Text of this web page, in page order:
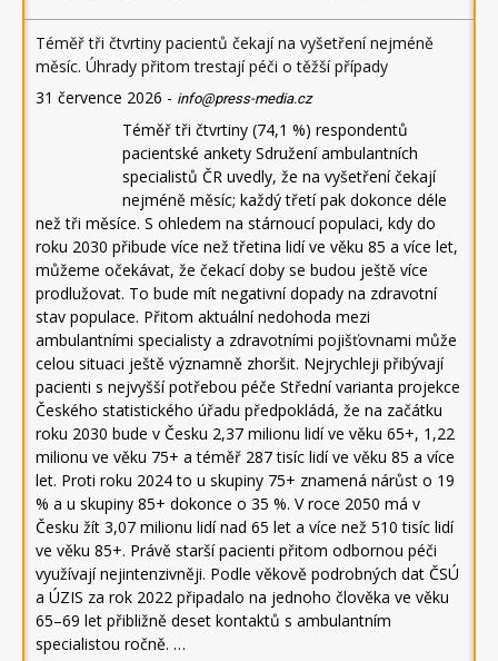
Téměř tři čtvrtiny pacientů čekají na vyšetření nejméně
měsíc. Úhrady přitom trestají péči o těžší případy
31 července 2026 - info@press-media.cz
Téměř tři čtvrtiny (74,1 %) respondentů
pacientské ankety Sdružení ambulantních
specialistů ČR uvedly, že na vyšetření čekají
nejméně měsíc; každý třetí pak dokonce déle
než tři měsíce. S ohledem na stárnoucí populaci, kdy do
roku 2030 přibude více než třetina lidí ve věku 85 a více let,
můžeme očekávat, že čekací doby se budou ještě více
prodlužovat. To bude mít negativní dopady na zdravotní
stav populace. Přitom aktuální nedohoda mezi
ambulantními specialisty a zdravotními pojišťovnami může
celou situaci ještě významně zhoršit. Nejrychleji přibývají
pacienti s nejvyšší potřebou péče Střední varianta projekce
Českého statistického úřadu předpokládá, že na začátku
roku 2030 bude v Česku 2,37 milionu lidí ve věku 65+, 1,22
milionu ve věku 75+ a téměř 287 tisíc lidí ve věku 85 a více
let. Proti roku 2024 to u skupiny 75+ znamená nárůst o 19
% a u skupiny 85+ dokonce o 35 %. V roce 2050 má v
Česku žít 3,07 milionu lidí nad 65 let a více než 510 tisíc lidí
ve věku 85+. Právě starší pacienti přitom odbornou péči
využívají nejintenzivněji. Podle věkově podrobných dat ČSÚ
a ÚZIS za rok 2022 připadalo na jednoho člověka ve věku
65–69 let přibližně deset kontaktů s ambulantním
specialistou ročně. …